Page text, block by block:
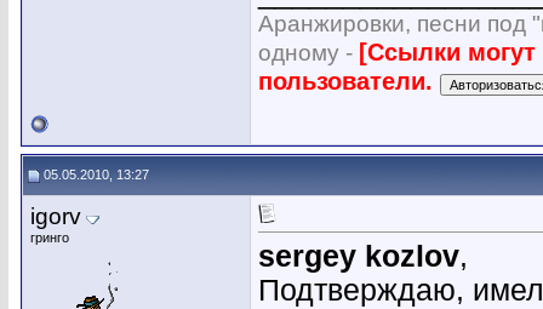
Аранжировки, песни под
одному - [Ссылки могут
пользователи.
05.05.2010, 13:27
igorv
гринго
sergey kozlov,
Подтверждаю,